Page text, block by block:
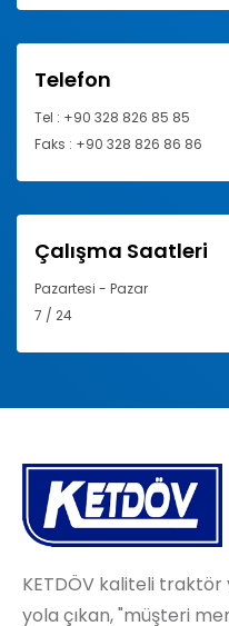
Telefon
Tel : +90 328 826 85 85
Faks : +90 328 826 86 86
Çalışma Saatleri
Pazartesi - Pazar
7 / 24
KETDÖV kaliteli
yola çıkan, "müşteri